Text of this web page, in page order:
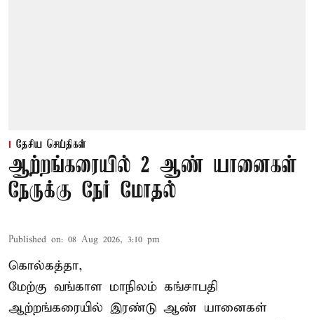
தேசிய செய்திகள்
ஆற்றங்கரையில் 2 ஆண் யானைகள்
நேருக்கு நேர் மோதல்
Published on: 08 Aug 2026, 3:10 pm
கொல்கத்தா,
மேற்கு வங்காள மாநிலம் கங்சாபதி
ஆற்றங்கரையில் இரண்டு ஆண் யானைகள்